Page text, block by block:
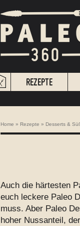
REZEPTE
Home » Rezepte » Desserts &
Auch die härtesten
euch leckere Paleo
muss. Aber Paleo
hoher Nussanteil,